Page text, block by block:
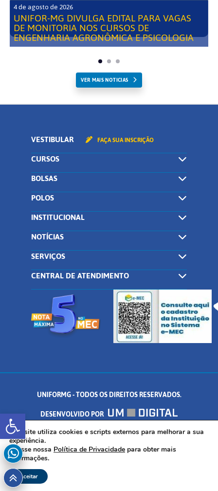
Abrir a barra de ferramentas
4 de agosto de 2026
UNIFOR-MG DIVULGA EDITAL PARA VAGAS
DE MONITORIA NOS CURSOS DE
ENGENHARIA AGRONÔMICA E PSICOLOGIA
VER MAIS NOTICIAS
VESTIBULAR FAÇA SUA INSCRIÇÃO
CURSOS
BOLSAS
POLOS
INSTITUCIONAL
NOTÍCIAS
SERVIÇOS
CENTRAL DE ATENDIMENTO
UNIFORMG - TODOS OS DIREITOS RESERVADOS.
DESENVOLVIDO POR
AV. DR. ARNALDO DE SENNA, 328 - PALMEIRAS, FORMIGA/MG - CEP:
35.574.530
Este site utiliza cookies e scripts externos para melhorar a sua
experiência.
Acesse nossa Política de Privacidade para obter mais
informações.
Aceitar